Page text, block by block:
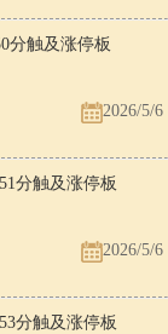
分触及涨停板
2026/5/6
分触及涨停板
2026/5/6
分触及涨停板